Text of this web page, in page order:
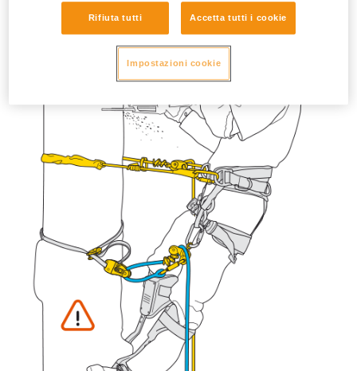
Rifiuta tutti Accetta tutti i cookie
Impostazioni cookie